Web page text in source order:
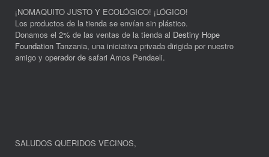
¡NOMAQUITO JUSTO Y ECOLÓGICO! ¡LÓGICO!
Los productos de la tienda se envían sin plástico.
Donamos el 2% de las ventas de la tienda al Destiny Hope
Foundation Tanzania, una iniciativa privada dirigida por nuestro
amigo y operador de safari Amos Pendaeli.
SALUDOS QUERIDOS VECINOS,